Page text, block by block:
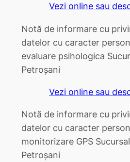
Vezi online sau
Notă de informare cu
datelor cu caracter
evaluare psihologica
Petroșani
Vezi online sau
Notă de informare cu
datelor cu caracter
monitorizare GPS
Petroșani